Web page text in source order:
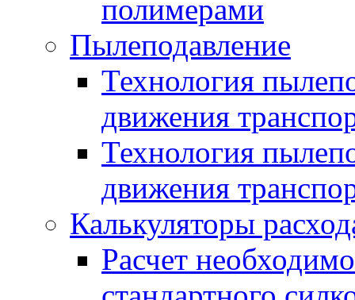
полимерами
Пылеподавление
Технология
движения
Технология
движения
Калькуляторы
Расчет